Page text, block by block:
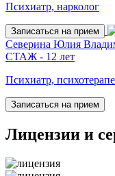
Психиатр, нарколог
Записаться на прием
Северина Юлия
СТАЖ - 12 лет
Психиатр,
Записаться на прием
Лицензии и